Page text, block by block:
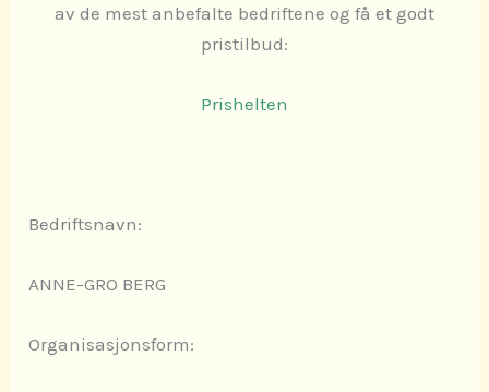
av de mest anbefalte bedriftene og få et godt
pristilbud:
Prishelten
Bedriftsnavn:
ANNE-GRO BERG
Organisasjonsform: